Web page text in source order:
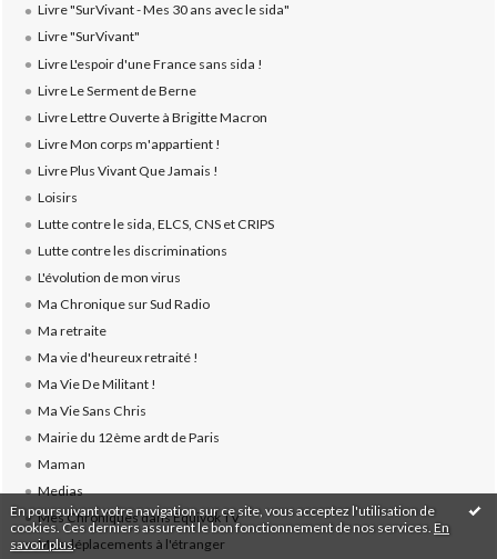
En poursuivant votre navigation sur ce site, vous acceptez l'utilisation de
cookies. Ces derniers assurent le bon fonctionnement de nos services. En
savoir plus.
Livre "SurVivant - Mes 30 ans avec le sida"
Livre "SurVivant"
Livre L'espoir d'une France sans sida !
Livre Le Serment de Berne
Livre Lettre Ouverte à Brigitte Macron
Livre Mon corps m'appartient !
Livre Plus Vivant Que Jamais !
Loisirs
Lutte contre le sida, ELCS, CNS et CRIPS
Lutte contre les discriminations
L'évolution de mon virus
Ma Chronique sur Sud Radio
Ma retraite
Ma vie d'heureux retraité !
Ma Vie De Militant !
Ma Vie Sans Chris
Mairie du 12ème ardt de Paris
Maman
Medias
Mes Chroniques dans Equivok TV
Mes déplacements à l'étranger